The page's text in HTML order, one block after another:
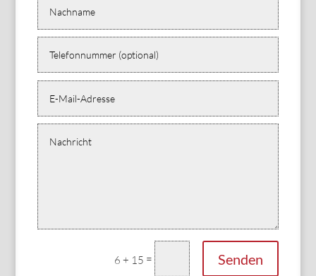
6 + 15 = Senden